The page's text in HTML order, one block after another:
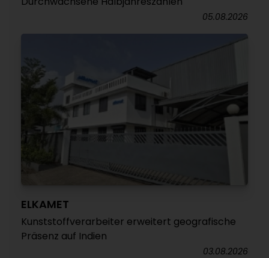
05.08.2026
ELKAMET
Kunststoffverarbeiter erweitert geografische
Präsenz auf Indien
03.08.2026